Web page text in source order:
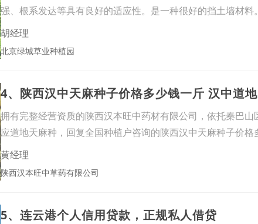
强、根系发达等具有良好的适应性。是一种很好的挡土墙材
四季常
胡经理
北京绿城草业种植园
拥有完整经营资质的陕西汉本旺中药材有限公司，依托秦巴
应道地天麻种，回复全国种植户咨询的陕西汉中天麻种子价
盖天
黄经理
陕西汉本旺中草药有限公司
5、连云港个人信用贷款，正规私人借贷